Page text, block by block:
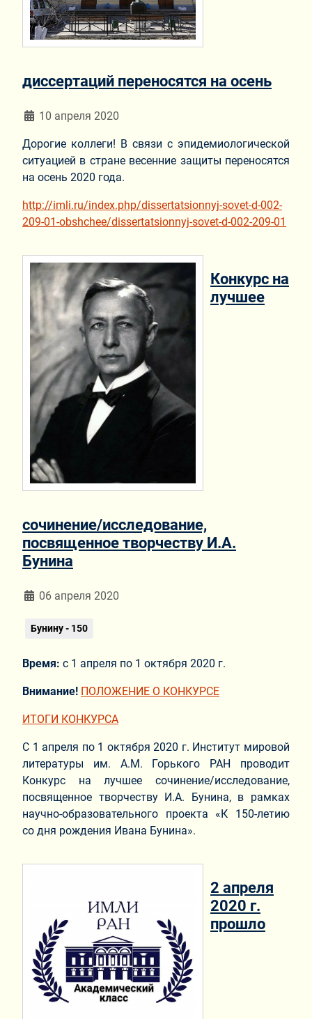
диссертаций переносятся на осень
Информация о материале
10 апреля 2020
Дорогие коллеги! В связи с эпидемиологической
ситуацией в стране весенние защиты переносятся
на осень 2020 года.
http://imli.ru/index.php/dissertatsionnyj-sovet-d-002-
209-01-obshchee/dissertatsionnyj-sovet-d-002-209-01
Конкурс на
лучшее
сочинение/исследование,
посвященное творчеству И.А.
Бунина
Информация о материале
06 апреля 2020
Бунину - 150
Время: с 1 апреля по 1 октября 2020 г.
Внимание! ПОЛОЖЕНИЕ О КОНКУРСЕ
ИТОГИ КОНКУРСА
С 1 апреля по 1 октября 2020 г. Институт мировой
литературы им. А.М. Горького РАН проводит
Конкурс на лучшее сочинение/исследование,
посвященное творчеству И.А. Бунина, в рамках
научно-образовательного проекта «К 150-летию
со дня рождения Ивана Бунина».
2 апреля
2020 г.
прошло